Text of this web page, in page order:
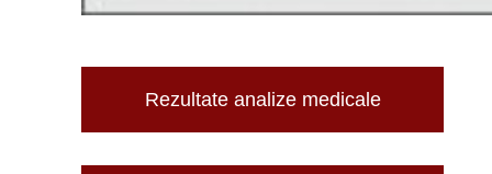
Rezultate analize medicale